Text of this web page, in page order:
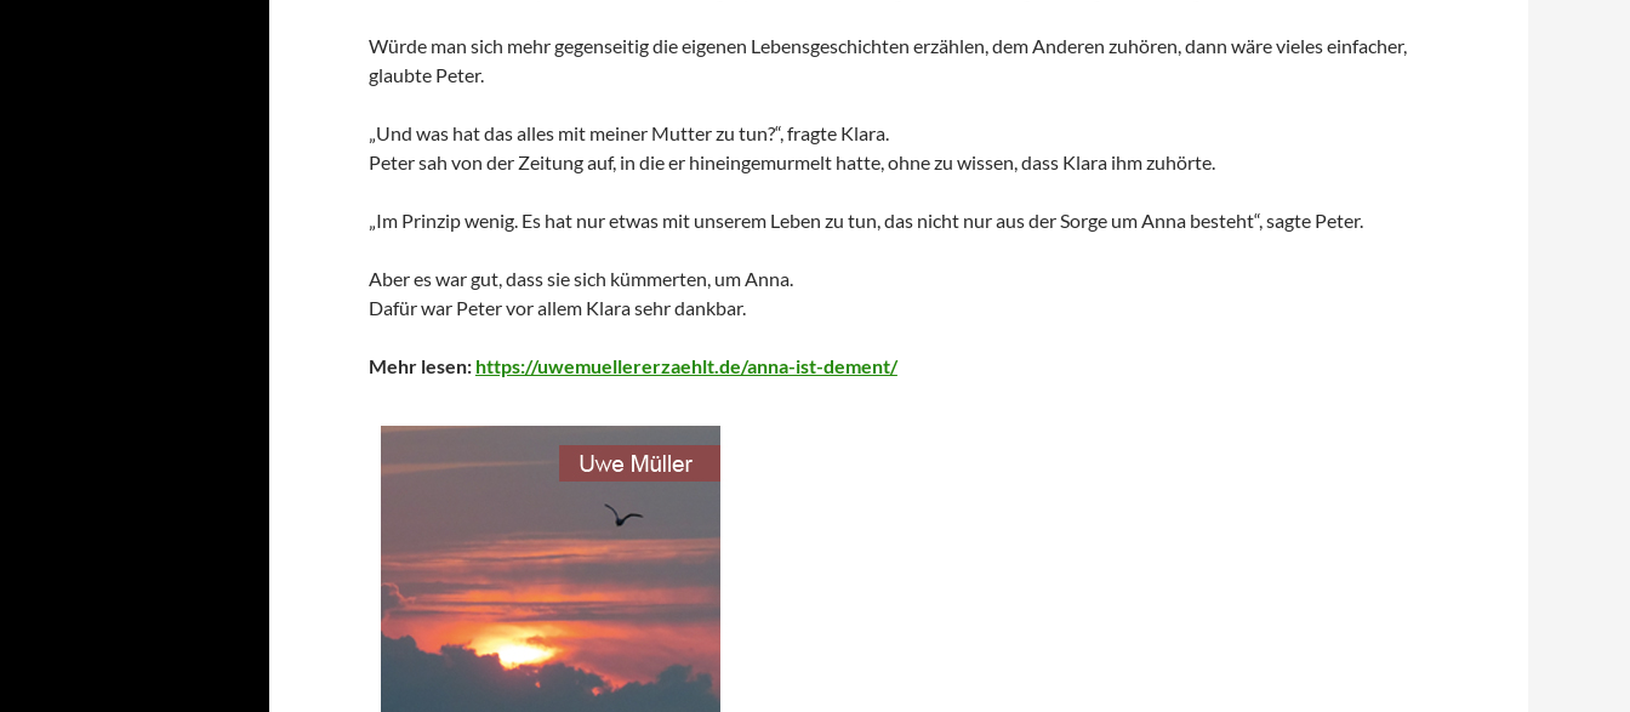
Würde man sich mehr gegenseitig die eigenen Lebensgeschichten erzählen, dem Anderen zuhören, dann wäre vieles einfacher,
glaubte Peter.
„Und was hat das alles mit meiner Mutter zu tun?“, fragte Klara.
Peter sah von der Zeitung auf, in die er hineingemurmelt hatte, ohne zu wissen, dass Klara ihm zuhörte.
„Im Prinzip wenig. Es hat nur etwas mit unserem Leben zu tun, das nicht nur aus der Sorge um Anna besteht“, sagte Peter.
Aber es war gut, dass sie sich kümmerten, um Anna.
Dafür war Peter vor allem Klara sehr dankbar.
Mehr lesen: https://uwemuellererzaehlt.de/anna-ist-dement/